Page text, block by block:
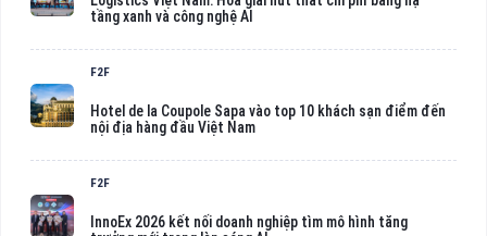
tầng xanh và công nghệ AI
F2F
Hotel de la Coupole Sapa vào top 10 khách sạn điểm đến
nội địa hàng đầu Việt Nam
F2F
InnoEx 2026 kết nối doanh nghiệp tìm mô hình tăng